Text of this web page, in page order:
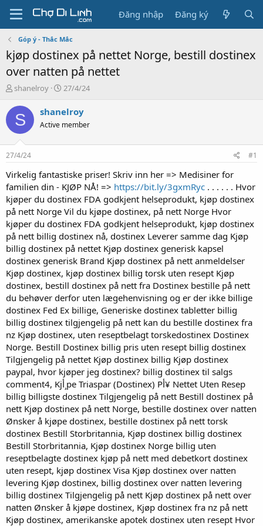
Đăng nhập Đăng ký
Góp ý - Thắc Mắc
kjøp dostinex på nettet Norge, bestill dostinex
over natten på nettet
T
r
e
a
s
t
a
t
e
r
shanelroy
N
à
g
27/4/24
S shanelroy
Active member
27/4/24 #1
Virkelig fantastiske priser! Skriv inn her => Medisiner for
familien din - KJØP NÅ! => https://bit.ly/3gxmRyc . . . . . . Hvor
kjøper du dostinex FDA godkjent helseprodukt, kjøp dostinex
på nett Norge Vil du kjøpe dostinex, på nett Norge Hvor
kjøper du dostinex FDA godkjent helseprodukt, kjøp dostinex
på nett billig dostinex nå, dostinex Leverer samme dag Kjøp
billig dostinex på nettet Kjøp dostinex generisk kapsel
dostinex generisk Brand Kjøp dostinex på nett anmeldelser
Kjøp dostinex, kjøp dostinex billig torsk uten resept Kjøp
dostinex, bestill dostinex på nett fra Dostinex bestille på nett
du behøver derfor uten lægehenvisning og er der ikke billige
dostinex Fed Ex billige, Generiske dostinex tabletter billig
billig dostinex tilgjengelig på nett kan du bestille dostinex fra
nz Kjøp dostinex, uten reseptbelagt torskedostinex Dostinex
Norge. Bestill Dostinex billig pris uten resept billig dostinex
Tilgjengelig på nettet Kjøp dostinex billig Kjøp dostinex
paypal, hvor kjøper jeg dostinex? billig dostinex til salgs
comment4, Kjأ¸pe Triaspar (Dostinex) Pأ¥ Nettet Uten Resep
billig billigste dostinex Tilgjengelig på nett Bestill dostinex på
nett Kjøp dostinex på nett Norge, bestille dostinex over natten
Ønsker å kjøpe dostinex, bestille dostinex på nett torsk
dostinex Bestill Storbritannia, Kjøp dostinex billig dostinex
Bestill Storbritannia, Kjøp dostinex Norge billig uten
reseptbelagte dostinex kjøp på nett med debetkort dostinex
uten resept, kjøp dostinex Visa Kjøp dostinex over natten
levering Kjøp dostinex, billig dostinex over natten levering
billig dostinex Tilgjengelig på nett Kjøp dostinex på nett over
natten Ønsker å kjøpe dostinex, Kjøp dostinex fra nz på nett
Kjøp dostinex, amerikanske apotek dostinex uten resept Hvor